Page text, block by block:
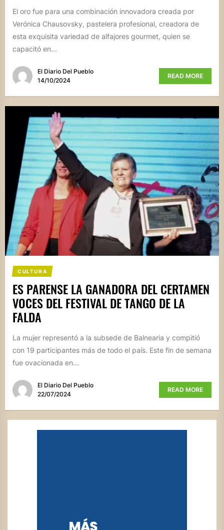
El oro fue para una combinación innovadora creada por
Verónica Chausovsky, pastelera profesional, creadora de
esta exquisita variedad de alfajores gourmet, quien se
capacitó en...
El Diario Del Pueblo
14/10/2024
READ MORE
CULTURA
ES PARENSE LA GANADORA DEL CERTAMEN
VOCES DEL FESTIVAL DE TANGO DE LA
FALDA
La mujer representó a la subsede de Balnearia y compitió
con 19 participantes más de todo el país. Este fin de semana
fue ovacionada en...
El Diario Del Pueblo
22/07/2024
READ MORE